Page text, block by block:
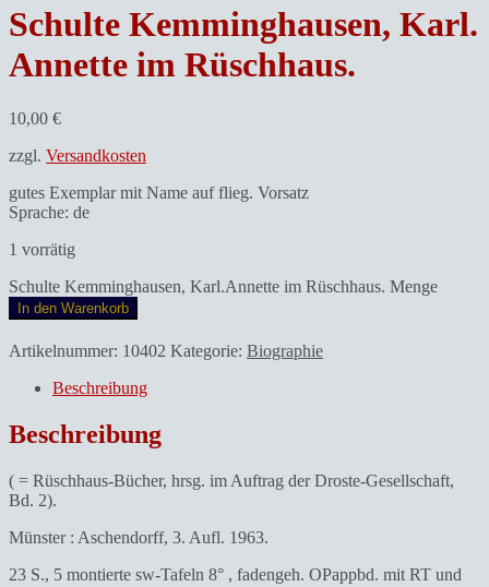
Schulte Kemminghausen, Karl.
Annette im Rüschhaus.
10,00 €
zzgl. Versandkosten
gutes Exemplar mit Name auf flieg. Vorsatz
Sprache: de
1 vorrätig
Schulte Kemminghausen, Karl.Annette im Rüschhaus. Menge
In den Warenkorb
Artikelnummer: 10402 Kategorie: Biographie
Beschreibung
Beschreibung
( = Rüschhaus-Bücher, hrsg. im Auftrag der Droste-Gesellschaft,
Bd. 2).
Münster : Aschendorff, 3. Aufl. 1963.
23 S., 5 montierte sw-Tafeln 8° , fadengeh. OPappbd. mit RT und